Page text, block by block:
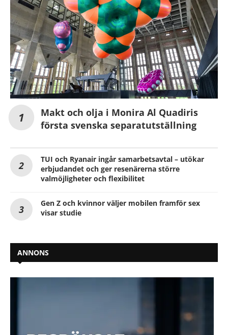
Makt och olja i Monira Al Quadiris
första svenska separatutställning
TUI och Ryanair ingår samarbetsavtal – utökar
erbjudandet och ger resenärerna större
valmöjligheter och flexibilitet
Gen Z och kvinnor väljer mobilen framför sex
visar studie
ANNONS